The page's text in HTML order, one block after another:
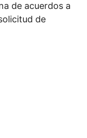
de acuerdos a
de